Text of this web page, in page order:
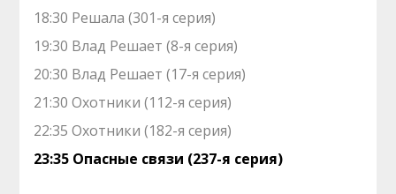
18:30 Решала (301-я серия)
19:30 Влад Решает (8-я серия)
20:30 Влад Решает (17-я серия)
21:30 Охотники (112-я серия)
22:35 Охотники (182-я серия)
23:35 Опасные связи (237-я серия)